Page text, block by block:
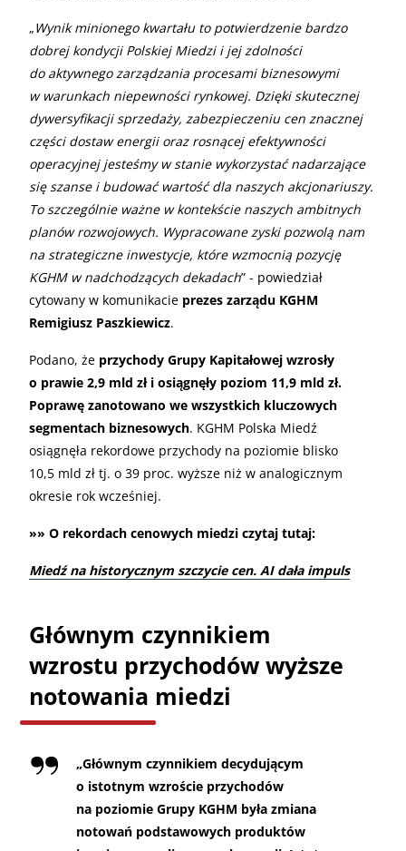
„Wynik minionego kwartału to potwierdzenie bardzo
dobrej kondycji Polskiej Miedzi i jej zdolności
do aktywnego zarządzania procesami biznesowymi
w warunkach niepewności rynkowej. Dzięki skutecznej
dywersyfikacji sprzedaży, zabezpieczeniu cen znacznej
części dostaw energii oraz rosnącej efektywności
operacyjnej jesteśmy w stanie wykorzystać nadarzające
się szanse i budować wartość dla naszych akcjonariuszy.
To szczególnie ważne w kontekście naszych ambitnych
planów rozwojowych. Wypracowane zyski pozwolą nam
na strategiczne inwestycje, które wzmocnią pozycję
KGHM w nadchodzących dekadach” - powiedział
cytowany w komunikacie prezes zarządu KGHM
Remigiusz Paszkiewicz.
Podano, że przychody Grupy Kapitałowej wzrosły
o prawie 2,9 mld zł i osiągnęły poziom 11,9 mld zł.
Poprawę zanotowano we wszystkich kluczowych
segmentach biznesowych. KGHM Polska Miedź
osiągnęła rekordowe przychody na poziomie blisko
10,5 mld zł tj. o 39 proc. wyższe niż w analogicznym
okresie rok wcześniej.
»» O rekordach cenowych miedzi czytaj tutaj:
Miedź na historycznym szczycie cen. AI dała impuls
Głównym czynnikiem
wzrostu przychodów wyższe
notowania miedzi
„Głównym czynnikiem decydującym
o istotnym wzroście przychodów
na poziomie Grupy KGHM była zmiana
notowań podstawowych produktów